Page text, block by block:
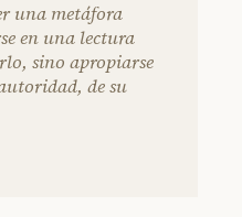
una metáfora
en una lectura
sino apropiarse
de su